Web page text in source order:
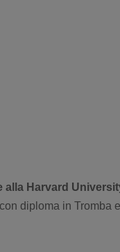
alla Harvard
diploma in Tromba